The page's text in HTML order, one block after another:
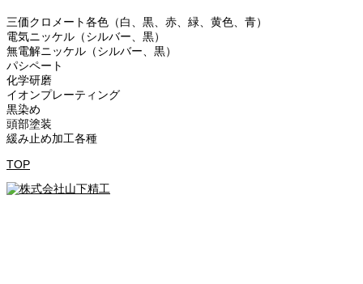
三価クロメート各色（白、黒、赤、緑、黄色、青）
電気ニッケル（シルバー、黒）
無電解ニッケル（シルバー、黒）
パシペート
化学研磨
イオンプレーティング
黒染め
頭部塗装
緩み止め加工各種
TOP